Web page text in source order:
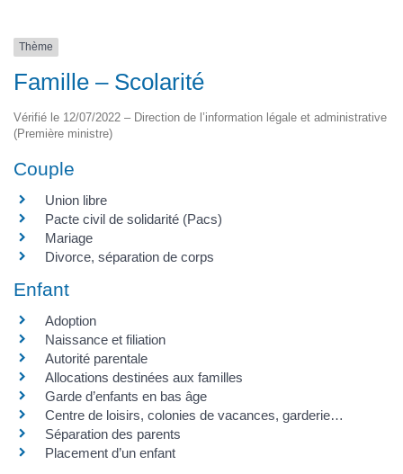
Thème
Famille – Scolarité
Vérifié le 12/07/2022 – Direction de l’information légale et administrative
(Première ministre)
Couple
Union libre
Pacte civil de solidarité (Pacs)
Mariage
Divorce, séparation de corps
Enfant
Adoption
Naissance et filiation
Autorité parentale
Allocations destinées aux familles
Garde d’enfants en bas âge
Centre de loisirs, colonies de vacances, garderie…
Séparation des parents
Placement d’un enfant